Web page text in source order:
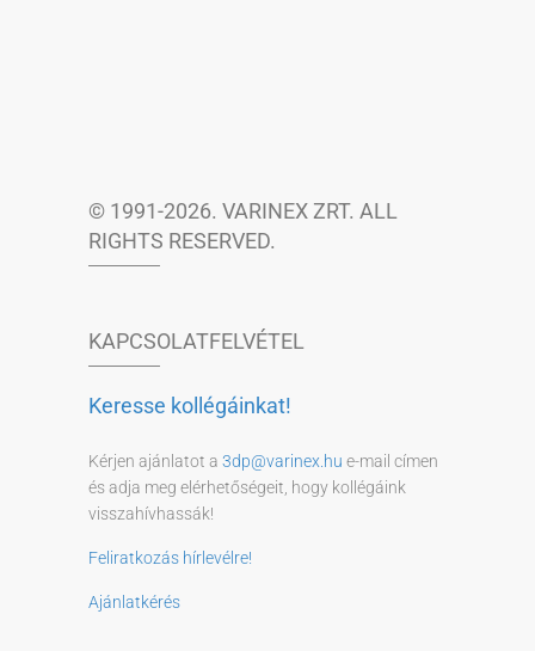
© 1991-2026. VARINEX ZRT. ALL
RIGHTS RESERVED.
KAPCSOLATFELVÉTEL
Keresse kollégáinkat!
Kérjen ajánlatot a 3dp@varinex.hu e-mail címen
és adja meg elérhetőségeit, hogy kollégáink
visszahívhassák!
Feliratkozás hírlevélre!
Ajánlatkérés